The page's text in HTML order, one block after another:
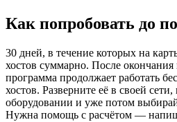
Как попробовать до
30 дней, в течение которых на
хостов суммарно. После окончания
программа продолжает работать
хостов. Разверните её в своей
оборудовании и уже потом
Нужна помощь с расчётом —